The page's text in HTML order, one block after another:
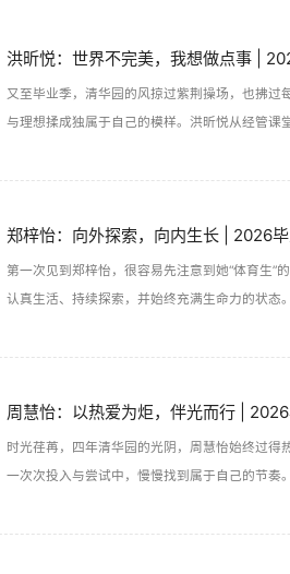
洪昕悦：世界不完美，我想做点事 |
又至毕业季，清华园的风掠过紫荆操场，也拂
与理想揉成独属于自己的模样。洪昕悦从经管课
郑梓怡：向外探索，向内生长 | 2026
第一次见到郑梓怡，很容易先注意到她“体育生
认真生活、持续探索，并始终充满生命力的状态
我与世界的理解。
周慧怡：以热爱为炬，伴光而行 |
时光荏苒，四年清华园的光阴，周慧怡始终过得
一次次投入与尝试中，慢慢找到属于自己的节奏